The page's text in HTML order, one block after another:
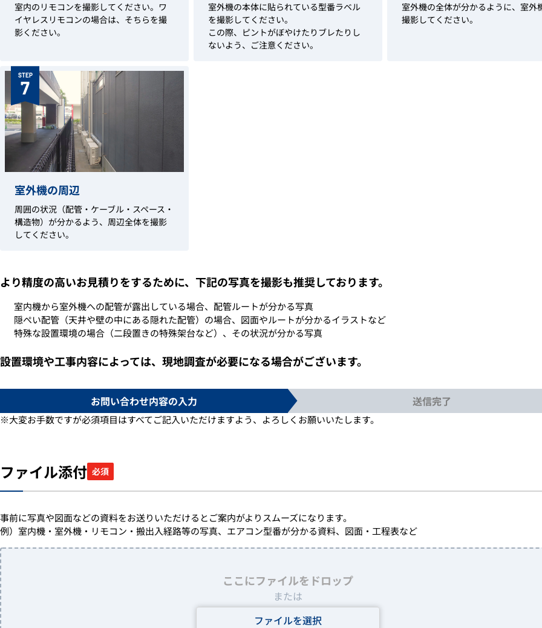
室内のリモコンを撮影してください。ワ
イヤレスリモコンの場合は、そちらを撮
影ください。
室外機の本体に貼られている型番ラベル
を撮影してください。
この際、ピントがぼやけたりブレたりし
ないよう、ご注意ください。
室外機の全体が分かるように、室外
撮影してください。
STEP
7
室外機の周辺
周囲の状況（配管・ケーブル・スペース・
構造物）が分かるよう、周辺全体を撮影
してください。
より精度の高いお見積りをするために、下記の写真を撮影も推奨しております。
室内機から室外機への配管が露出している場合、配管ルートが分かる写真
隠ぺい配管（天井や壁の中にある隠れた配管）の場合、図面やルートが分かるイラストなど
特殊な設置環境の場合（二段置きの特殊架台など）、その状況が分かる写真
設置環境や工事内容によっては、現地調査が必要になる場合がございます。
お問い合わせ内容の入力 送信完了
※大変お手数ですが必須項目はすべてご記入いただけますよう、よろしくお願いいたします。
ファイル添付 必須
事前に写真や図面などの資料をお送りいただけるとご案内がよりスムーズになります。
例）室内機・室外機・リモコン・搬出入経路等の写真、エアコン型番が分かる資料、図面・工程表など
ここにファイルをドロップ
または
ファイルを選択